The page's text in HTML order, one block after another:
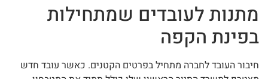
מתנות לעובדים שמתחילות
בפינת הקפה
חיבור העובד לחברה מתחיל בפרטים הקטנים. כאשר עובד חדש